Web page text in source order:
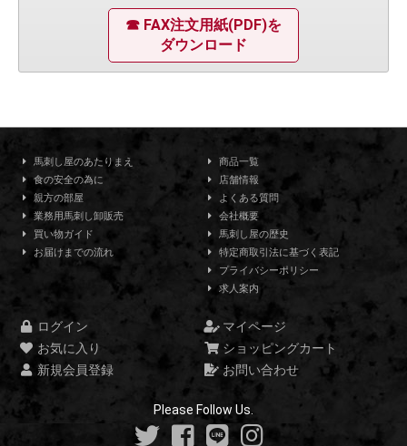
☎ FAX注文用紙(PDF)を
ダウンロード
馬刺し屋のあたりまえ
食の安全の為に
親方の部屋
業務用馬刺し卸販売
買い物ガイド
お届けまでの流れ
商品一覧
店舗情報
よくある質問
会社概要
馬刺し屋の歴史
特定商取引法に基づく表記
プライバシーポリシー
求人案内
ログイン
マイページ
お気に入り
ショッピングカート
新規会員登録
お問い合わせ
Please Follow Us.